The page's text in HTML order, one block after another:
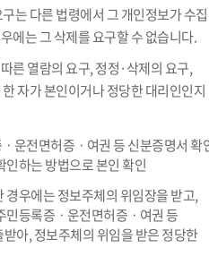
는 다른 법령에서 그 개인정보가 수집
에는 그 삭제를 요구할 수 없습니다.
른 열람의 요구, 정정·삭제의 요구,
자가 본인이거나 정당한 대리인인지
운전면허증ㆍ여권 등 신분증명서 확
인하는 방법으로 본인 확인
경우에는 정보주체의 위임장을 받고,
민등록증ㆍ운전면허증ㆍ여권 등
아, 정보주체의 위임을 받은 정당한